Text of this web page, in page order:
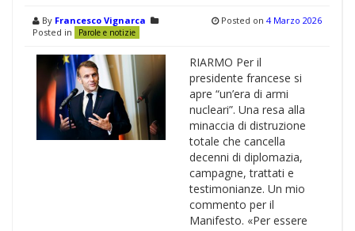
By Francesco Vignarca
Posted in
Parole e notizie
Posted on 4 Marzo 2026
RIARMO Per il
presidente francese si
apre “un’era di armi
nucleari”. Una resa alla
minaccia di distruzione
totale che cancella
decenni di diplomazia,
campagne, trattati e
testimonianze. Un mio
commento per il
Manifesto. «Per essere